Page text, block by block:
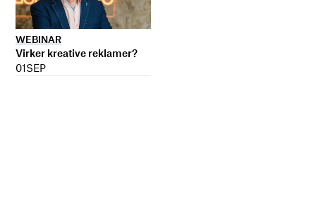
WEBINAR
Virker kreative reklamer?
01SEP